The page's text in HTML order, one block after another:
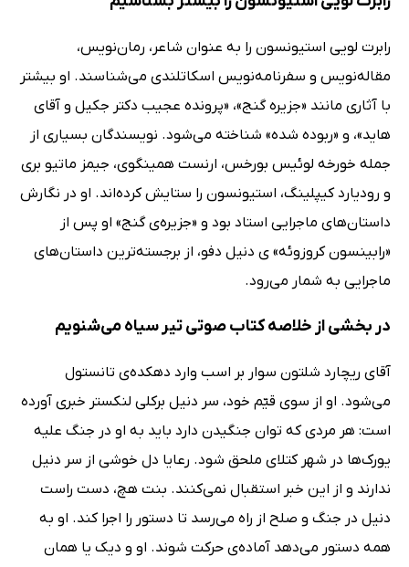
رابرت لویی استیونسون را به عنوان شاعر، رمان‌نویس،
مقاله‌نویس و سفرنامه‌نویس اسکاتلندی می‌شناسند. او بیشتر
با آثاری مانند «جزیره گنج»، «پرونده عجیب دکتر جکیل و آقای
هاید»، و «ربوده‌ شده» شناخته می‌شود. نویسندگان بسیاری از
جمله خورخه لوئیس بورخس، ارنست همینگوی، جیمز ماتیو بری
و رودیارد کیپلینگ، استیونسون را ستایش کرده‌اند. او در نگارش
داستان‌های ماجرایی استاد بود و «جزیره‌ی گنج» او پس از
«رابینسون کروزوئه» ی دنیل دفو، از برجسته‌ترین داستان‌های
ماجرایی به شمار می‌رود.
در بخشی از خلاصه کتاب صوتی تیر سیاه می‌شنویم
آقای ریچارد شلتون سوار بر اسب وارد دهکده‌ی تانستول
می‌شود. او از سوی قیّم خود، سر دنیل برکلی لنکستر خبری آورده
است: هر مردی که توان جنگیدن دارد باید به او در جنگ علیه
یورک‌ها در شهر کتلای ملحق شود. رعایا دل خوشی از سر دنیل
ندارند و از این خبر استقبال نمی‌کنند. بنت هچ، دست راست
دنیل در جنگ و صلح از راه می‌رسد تا دستور را اجرا کند. او به
همه دستور می‌دهد آماده‌ی حرکت شوند. او و دیک یا همان